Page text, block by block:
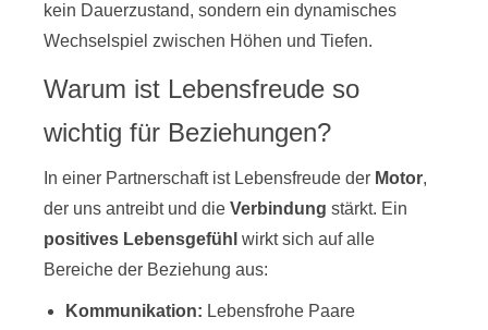
kein Dauerzustand, sondern ein dynamisches
Wechselspiel zwischen Höhen und Tiefen.
Warum ist Lebensfreude so
wichtig für Beziehungen?
In einer Partnerschaft ist Lebensfreude der Motor,
der uns antreibt und die Verbindung stärkt. Ein
positives Lebensgefühl wirkt sich auf alle
Bereiche der Beziehung aus:
Kommunikation: Lebensfrohe Paare